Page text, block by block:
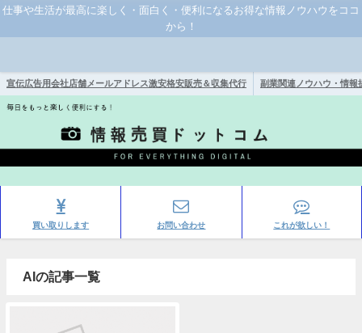
仕事や生活が最高に楽しく・面白く・便利になるお得な情報ノウハウをココ
から！
宣伝広告用会社店舗メールアドレス激安格安販売＆収集代行 副業関連ノウハウ・情報
買い取りします お問い合わせ これが欲しい！
AIの記事一覧